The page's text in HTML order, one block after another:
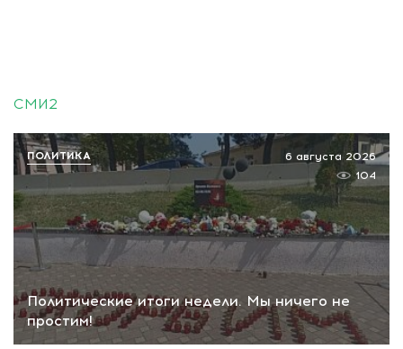
СМИ2
Политические итоги недели. Мы ничего не
простим!
6 августа 2026
104
ПОЛИТИКА